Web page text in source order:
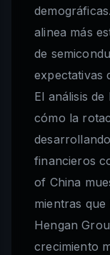
alinea más
de
expectativas
El análisis
cómo la
financieros
of China
mientras
Hengan
crecimiento